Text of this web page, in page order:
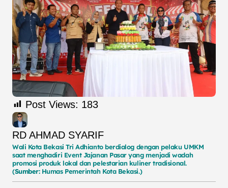
Post Views: 183
RD AHMAD SYARIF
Wali Kota Bekasi Tri Adhianto berdialog dengan pelaku UMKM
saat menghadiri Event Jajanan Pasar yang menjadi wadah
promosi produk lokal dan pelestarian kuliner tradisional.
(Sumber:Humas Pemerintah Kota Bekasi.)